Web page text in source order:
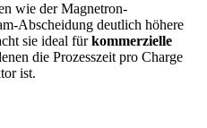
wie der Magnetron-
Abscheidung deutlich höhere
sie ideal fürkommerzielle
die Prozesszeit pro Charge
ist.